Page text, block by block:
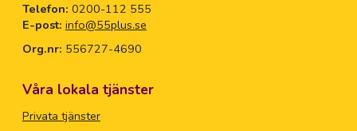
Telefon: 0200-112 555
E-post: info@55plus.se
Org.nr: 556727-4690
Våra lokala tjänster
Privata tjänster